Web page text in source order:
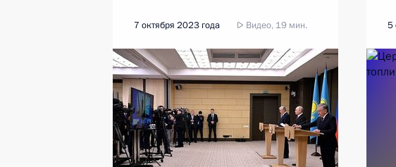
7 октября 2023 года Видео, 19 мин. 5